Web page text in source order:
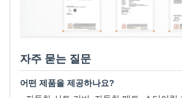
자주 묻는 질문
어떤 제품을 제공하나요?